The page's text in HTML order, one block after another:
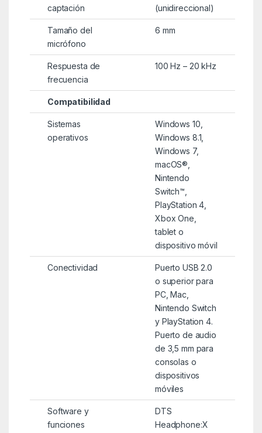
captación
(unidireccional)
Tamaño del
micrófono
6 mm
Respuesta de
frecuencia
100 Hz – 20 kHz
Compatibilidad
Sistemas
operativos
Windows 10,
Windows 8.1,
Windows 7,
macOS®,
Nintendo
Switch™,
PlayStation 4,
Xbox One,
tablet o
dispositivo móvil
Conectividad
Puerto USB 2.0
o superior para
PC, Mac,
Nintendo Switch
y PlayStation 4.
Puerto de audio
de 3,5 mm para
consolas o
dispositivos
móviles
Software y
funciones
DTS
Headphone:X